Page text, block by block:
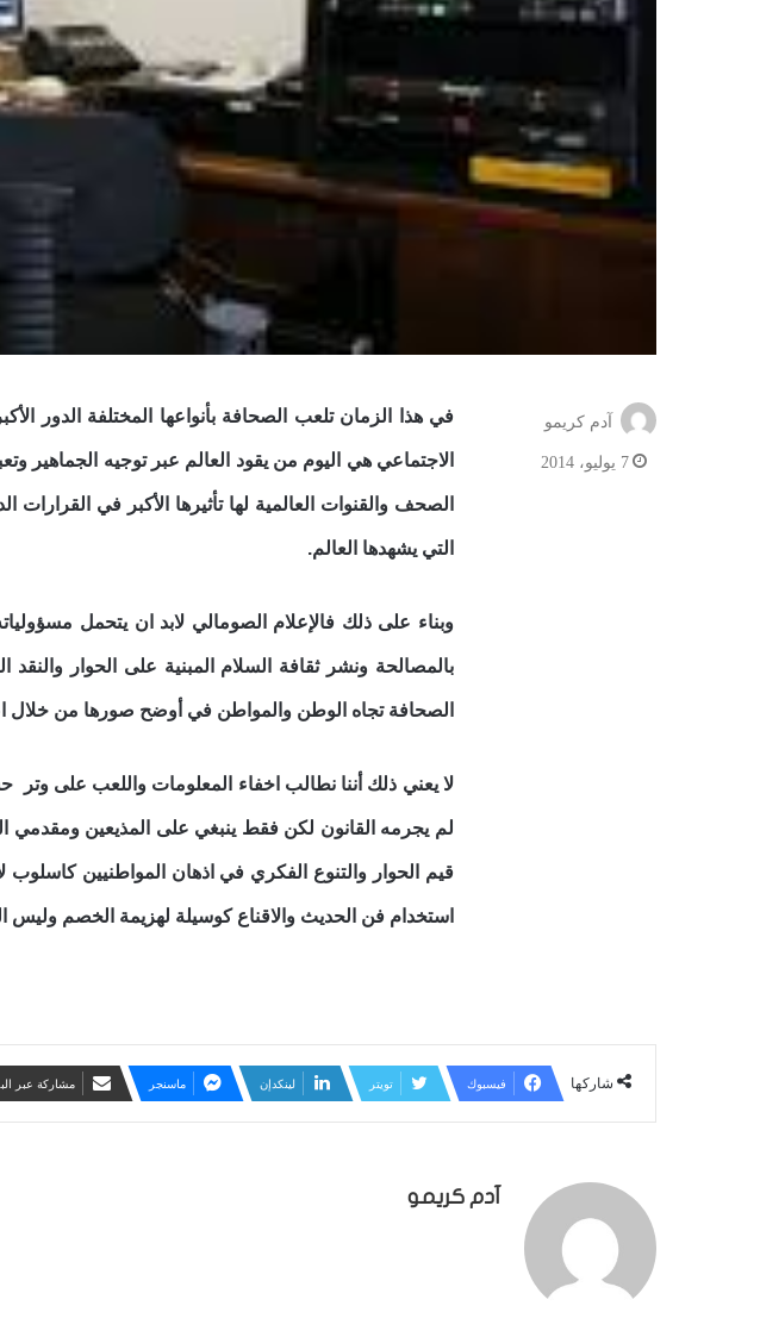
في هذا الزمان تلعب الصحافة بأنواعها المختلفة الدور
الاجتماعي هي اليوم من يقود العالم عبر توجيه الجماهير
الصحف والقنوات العالمية لها تأثيرها الأكبر في
التي يشهدها العالم.
وبناء على ذلك فالإعلام الصومالي لابد ان يتحمل
بالمصالحة ونشر ثقافة السلام المبنية على الحوار
الصحافة تجاه الوطن والمواطن في أوضح صورها من خلال
لا يعني ذلك أننا نطالب اخفاء المعلومات واللعب على
لم يجرمه القانون لكن فقط ينبغي على المذيعين ومقدمي
قيم الحوار والتنوع الفكري في اذهان المواطنيين كاسلوب
استخدام فن الحديث والاقناع كوسيلة لهزيمة الخصم وليس
آدم كريمو
7 يوليو، 2014
شاركها فيسبوك تويتر لينكدإن ماسنجر مشاركة عبر
آدم كريمو